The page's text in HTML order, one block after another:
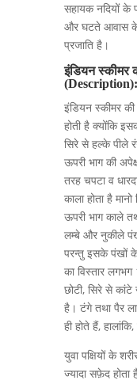
सहायक नदियों के
और घटते आवास
प्रजाति है।
इंडियन स्कीमर
(Description):
इंडियन स्कीमर
होती है क्योंकि
सिरे से हल्के पीले
ऊपरी भाग की
तरह चपटा व
काला होता है
ऊपरी भाग काले
लम्बे और नुकीले
परन्तु इसके पंखों
का विस्तार
छोटी, सिरे से
है। टंगे तथा पैर
ही होते हैं,
युवा पक्षियों के
ज्यादा सफ़ेद होता